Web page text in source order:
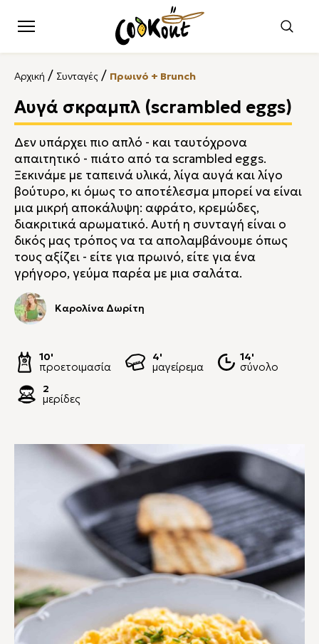
Αρχική / Συνταγές / Πρωινό + Brunch
Αυγά σκραμπλ (scrambled eggs)
Δεν υπάρχει πιο απλό - και ταυτόχρονα
απαιτητικό - πιάτο από τα scrambled eggs.
Ξεκινάμε με ταπεινά υλικά, λίγα αυγά και λίγο
βούτυρο, κι όμως το αποτέλεσμα μπορεί να είναι
μια μικρή αποκάλυψη: αφράτο, κρεμώδες,
διακριτικά αρωματικό. Αυτή η συνταγή είναι ο
δικός μας τρόπος να τα απολαμβάνουμε όπως
τους αξίζει - είτε για πρωινό, είτε για ένα
γρήγορο, γεύμα παρέα με μια σαλάτα.
Καρολίνα Δωρίτη
10'
προετοιμασία
4'
μαγείρεμα
14'
σύνολο
2
μερίδες